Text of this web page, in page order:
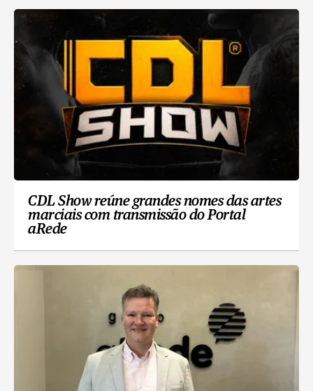
CDL Show reúne grandes nomes das artes
marciais com transmissão do Portal
aRede